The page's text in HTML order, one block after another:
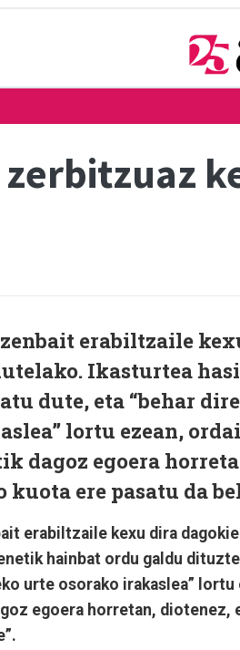
erabiltzaile
Ikasturtea
dute, eta “behar
lortu ezean,
dagoz egoera
ere pasatu da
erabiltzaile kexu dira
hainbat ordu galdu
urte osorako irakaslea”
egoera horretan, diotenez,